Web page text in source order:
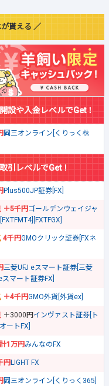
貰える ／
開設や入金レベルでGet！
岡三オンライン[くりっく株
取引レベルでGet！
Plus500JP証券[FX]
＋5千円ゴールデンウェイジャ
4千円GMOクリック証券[FXネ
三菱UFJ eスマート証券[三菱
スマート証券FX]
＋4千円GMO外貨[外貨ex]
＋3000円 インヴァスト証券[ト
ートFX]
1万円みんなのFX
円LIGHT FX
岡三オンライン[くりっく365]